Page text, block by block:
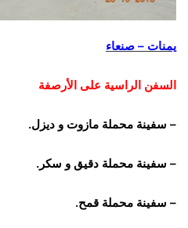
يمنات – صنعاء
السفن الراسية على الأرصفة
– سفينة محملة مازوت و ديزل.
– سفينة محملة دقيق و سكر.
– سفينة محملة قمح.